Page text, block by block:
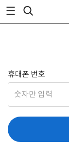
휴대폰 번호